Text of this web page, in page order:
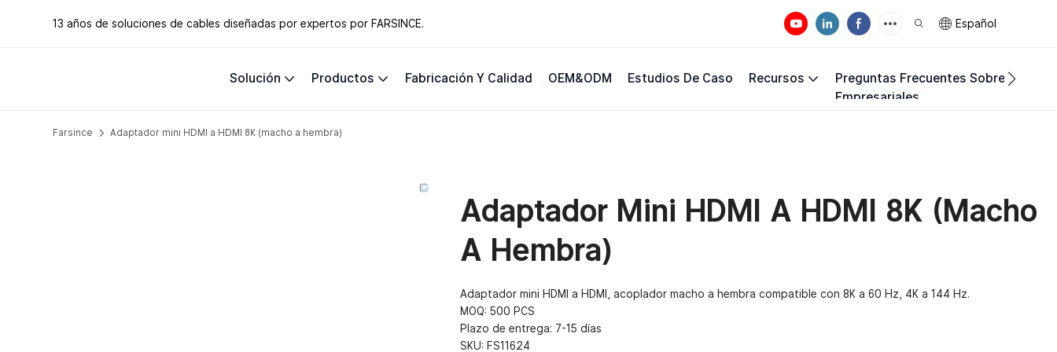
13 años de soluciones de cables diseñadas por expertos por FARSINCE. Español
Solución Productos Fabricación Y Calidad OEM&ODM Estudios De Caso Recursos
Preguntas Frecuentes Sobre Los
Empresariales
Farsince Adaptador mini HDMI a HDMI 8K (macho a hembra)
Adaptador Mini HDMI A HDMI 8K (macho
A Hembra)
Adaptador mini HDMI a HDMI, acoplador macho a hembra compatible con 8K a 60 Hz, 4K a 144 Hz.
MOQ: 500 PCS
Plazo de entrega: 7-15 días
SKU: FS11624